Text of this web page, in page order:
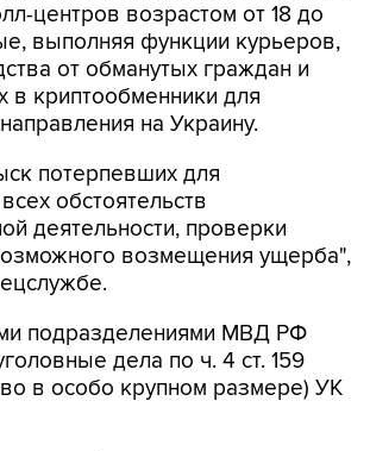
центров возрастом от 18 до
выполняя функции курьеров,
от обманутых граждан и
в криптообменники для
на Украину.
потерпевших для
обстоятельств
деятельности, проверки
возмещения ущерба",
подразделениями МВД РФ
дела по ч. 4 ст. 159
в особо крупном размере) УК